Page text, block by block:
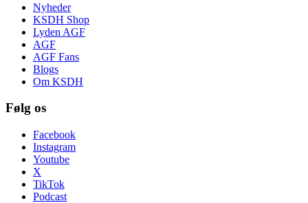
Nyheder
KSDH Shop
Lyden AGF
AGF
AGF Fans
Blogs
Om KSDH
Følg os
Facebook
Instagram
Youtube
X
TikTok
Podcast